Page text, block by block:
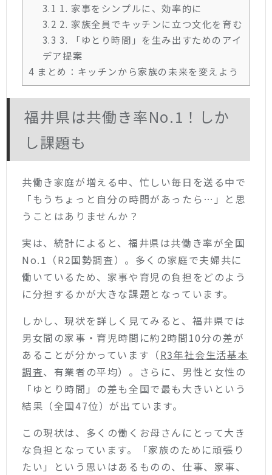
3.1 1. 家事をシンプルに、効率的に
3.2 2. 家族全員でキッチンに立つ文化を育む
3.3 3. 「ゆとり時間」を生み出すためのアイ
デア提案
4 まとめ：キッチンから家族の未来を変えよう
福井県は共働き率No.1！しか
し課題も
共働き家庭が増える中、忙しい毎日を送る中で
「もうちょっと自分の時間があったら…」と思
うことはありませんか？
実は、統計によると、福井県は共働き率が全国
No.1（R2国勢調査）。多くの家庭で夫婦共に
働いているため、家事や育児の負担をどのよう
に分担するかが大きな課題となっています。
しかし、現状を詳しく見てみると、福井県では
男女間の家事・育児時間に約2時間10分の差が
あることが分かっています（R3年社会生活基本
調査、有業者の平均）。さらに、男性と女性の
「ゆとり時間」の差も全国で最も大きいという
結果（全国47位）が出ています。
この現状は、多くの働くお母さんにとって大き
な負担となっています。「家族のために頑張り
たい」という思いはあるものの、仕事、家事、